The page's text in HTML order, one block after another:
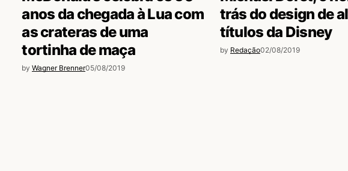
anos da chegada à Lua com
as crateras de uma
tortinha de maça
by Wagner Brenner05/08/2019
trás do design de
títulos da Disney
by Redação02/08/2019